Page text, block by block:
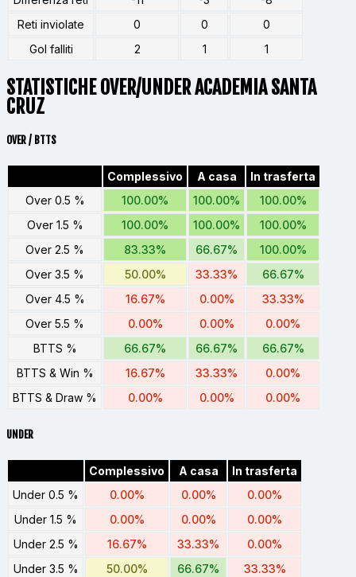
Reti inviolate
0 0
0
Gol falliti
2 1 1
STATISTICHE OVER/UNDER ACADEMIA SANTA
CRUZ
OVER / BTTS
Complessivo A casa
In trasferta
Over 0.5 %
100.00% 100.00%
100.00%
Over 1.5 %
100.00% 100.00%
100.00%
Over 2.5 %
83.33% 66.67%
100.00%
Over 3.5 %
50.00% 33.33%
66.67%
Over 4.5 %
16.67% 0.00%
33.33%
Over 5.5 %
0.00% 0.00%
0.00%
BTTS %
66.67% 66.67%
66.67%
BTTS & Win %
16.67% 33.33%
0.00%
BTTS & Draw %
0.00% 0.00% 0.00%
UNDER
Complessivo A casa
In trasferta
Under 0.5 %
0.00% 0.00%
0.00%
Under 1.5 %
0.00% 0.00%
0.00%
Under 2.5 %
16.67% 33.33%
0.00%
Under 3.5 %
50.00% 66.67%
33.33%